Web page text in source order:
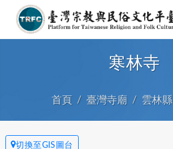
寒林寺
首頁 臺灣寺廟 雲林縣
切換至GIS圖台